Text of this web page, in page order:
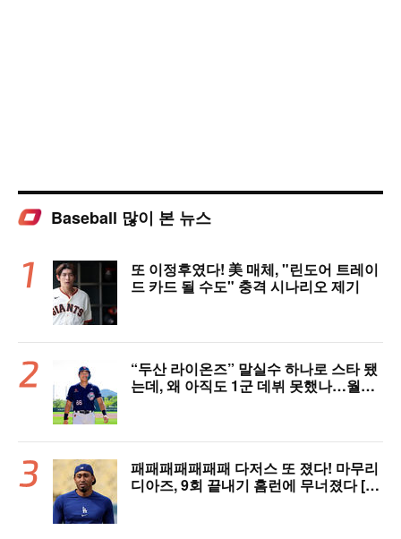
Baseball 많이 본 뉴스
또 이정후였다! 美 매체, "린도어 트레이
드 카드 될 수도" 충격 시나리오 제기
“두산 라이온즈” 말실수 하나로 스타 됐
는데, 왜 아직도 1군 데뷔 못했나…월간
패패패패패패패 다저스 또 졌다! 마무리
디아즈, 9회 끝내기 홈런에 무너졌다 [L